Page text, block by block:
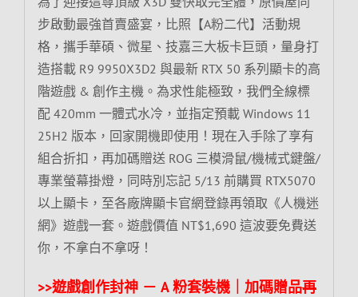
步啟動最強首賣盛宴，比照【A粉二代】活動規
格，攜手華碩、微星、技嘉三大板卡巨頭，量身打
造搭載 R9 9950X3D2 與最新 RTX 50 系列顯卡的高
階遊戲 & 創作主機。為求性能極致，我們全線標
配 420mm 一體式水冷，並指定預載 Windows 11
25H2 版本，回家開機即使用！現在入手除了享有
組合折扣，再加碼贈送 ROG 三模滑鼠/機械式鍵盤/
專業螢幕掛燈，同時別忘記 5/13 前購買 RTX5070
以上顯卡，至各廠牌顯卡官網登錄再領取《人機迷
網》遊戲一套。遊戲價值 NT$1,690 這波要免費送
你，不拿白不拿呀！
>>遊戲創作封神 － A 粉套裝機｜加碼贈品再